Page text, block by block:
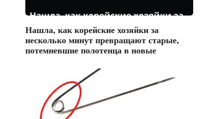
Нашла, как корейские хозяйки за
несколько минут превращают старые,
потемневшие полотенца в новые